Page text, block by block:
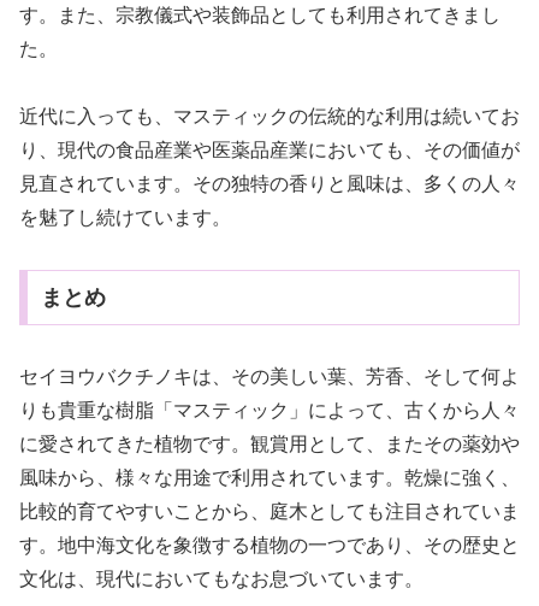
す。また、宗教儀式や装飾品としても利用されてきまし
た。
近代に入っても、マスティックの伝統的な利用は続いてお
り、現代の食品産業や医薬品産業においても、その価値が
見直されています。その独特の香りと風味は、多くの人々
を魅了し続けています。
まとめ
セイヨウバクチノキは、その美しい葉、芳香、そして何よ
りも貴重な樹脂「マスティック」によって、古くから人々
に愛されてきた植物です。観賞用として、またその薬効や
風味から、様々な用途で利用されています。乾燥に強く、
比較的育てやすいことから、庭木としても注目されていま
す。地中海文化を象徴する植物の一つであり、その歴史と
文化は、現代においてもなお息づいています。